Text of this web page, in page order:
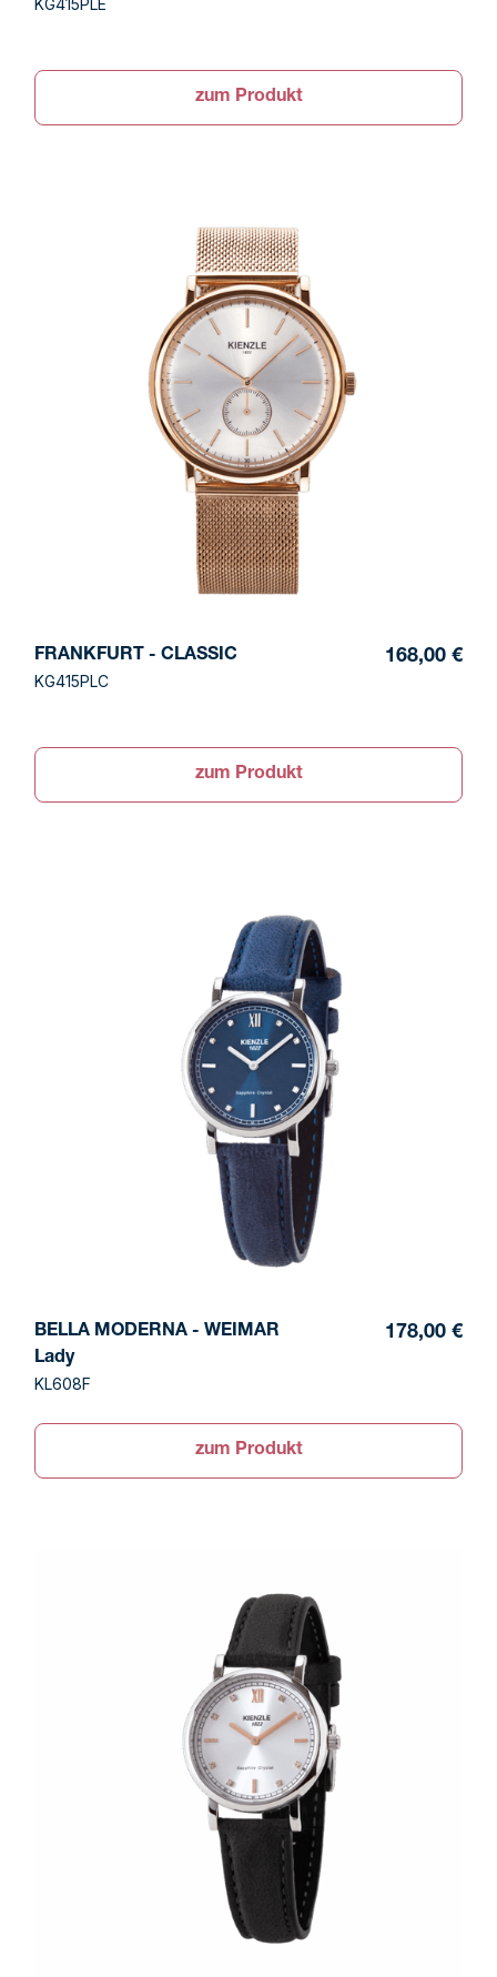
KG415PLE
zum Produkt
FRANKFURT - CLASSIC
KG415PLC
168,00 €
zum Produkt
BELLA MODERNA - WEIMAR
Lady
KL608F
178,00 €
zum Produkt